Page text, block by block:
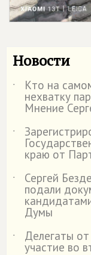
Новости
˙ Кто на
нехватку
Мнение
˙
краю от
˙
Сергей
подали
Думы
˙
Делегаты
участие во